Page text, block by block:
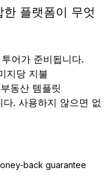
플랫폼이 무엇
어가 준비됩니다.
지당 지불
동산 템플릿
. 사용하지 않으면 없
back guarantee